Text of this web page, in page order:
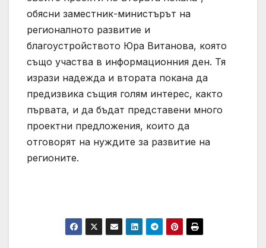
обясни заместник-министърът на
регионалното развитие и
благоустройството Юра Витанова, която
също участва в информационния ден. Тя
изрази надежда и втората покана да
предизвика същия голям интерес, както
първата, и да бъдат представени много
проектни предложения, които да
отговорят на нуждите за развитие на
регионите.